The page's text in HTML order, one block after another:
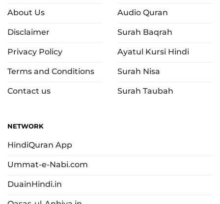
About Us
Disclaimer
Privacy Policy
Terms and Conditions
Contact us
Audio Quran
Surah Baqrah
Ayatul Kursi Hindi
Surah Nisa
Surah Taubah
NETWORK
HindiQuran App
Ummat-e-Nabi.com
DuainHindi.in